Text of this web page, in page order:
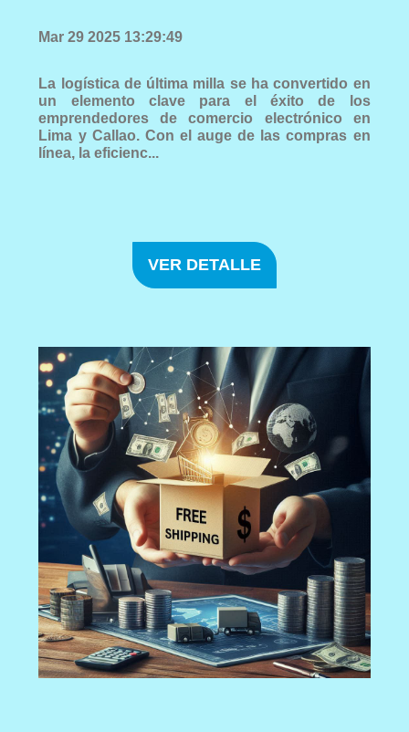
Mar 29 2025 13:29:49
La logística de última milla se ha convertido en
un elemento clave para el éxito de los
emprendedores de comercio electrónico en
Lima y Callao. Con el auge de las compras en
línea, la eficienc...
VER DETALLE